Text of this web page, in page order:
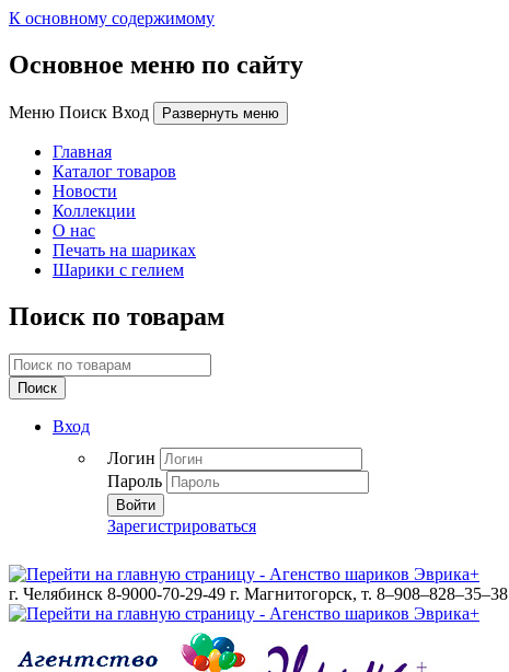
К основному содержимому
Основное меню по сайту
Меню Поиск Вход Развернуть меню
Главная
Каталог товаров
Новости
Коллекции
О нас
Печать на шариках
Шарики с гелием
Поиск по товарам
Поиск
Вход
Логин
Пароль
Войти
Зарегистрироваться
г. Челябинск 8-9000-70-29-49 г. Магнитогорск, т. 8–908–828–35–38